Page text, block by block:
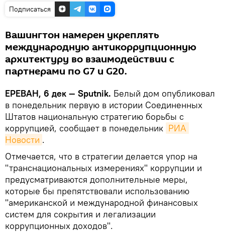
Подписаться
Вашингтон намерен укреплять
международную антикоррупционную
архитектуру во взаимодействии с
партнерами по G7 и G20.
ЕРЕВАН, 6 дек — Sputnik. Белый дом опубликовал
в понедельник первую в истории Соединенных
Штатов национальную стратегию борьбы с
коррупцией, сообщает в понедельник РИА
Новости .
Отмечается, что в стратегии делается упор на
"транснациональных измерениях" коррупции и
предусматриваются дополнительные меры,
которые бы препятствовали использованию
"американской и международной финансовых
систем для сокрытия и легализации
коррупционных доходов".